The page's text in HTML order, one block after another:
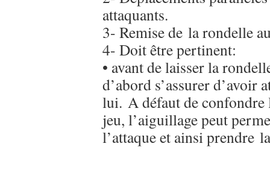
attaquants.
3- Remise de la rondelle
4- Doit être pertinent:
• avant de laisser la
d’abord s’assurer d’avoir
lui. A défaut de confondre
jeu, l’aiguillage peut
l’attaque et ainsi prendre